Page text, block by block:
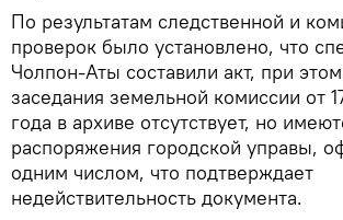
По результатам следственной и
проверок было установлено, что
Чолпон-Аты составили акт, при
заседания земельной комиссии от
года в архиве отсутствует, но
распоряжения городской управы,
одним числом, что подтверждает
недействительность документа.